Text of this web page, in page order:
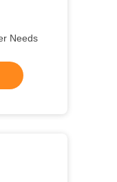
Needs